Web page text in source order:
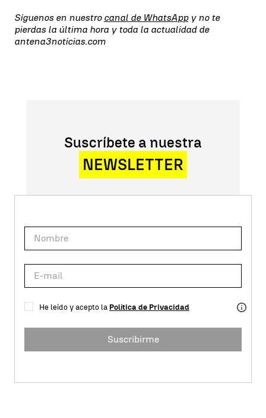
Síguenos en nuestro canal de WhatsAppy no te
pierdas la última hora y toda la actualidad de
antena3noticias.com
Suscríbete a nuestra
NEWSLETTER
He leído y acepto la Política de Privacidad
Suscribirme